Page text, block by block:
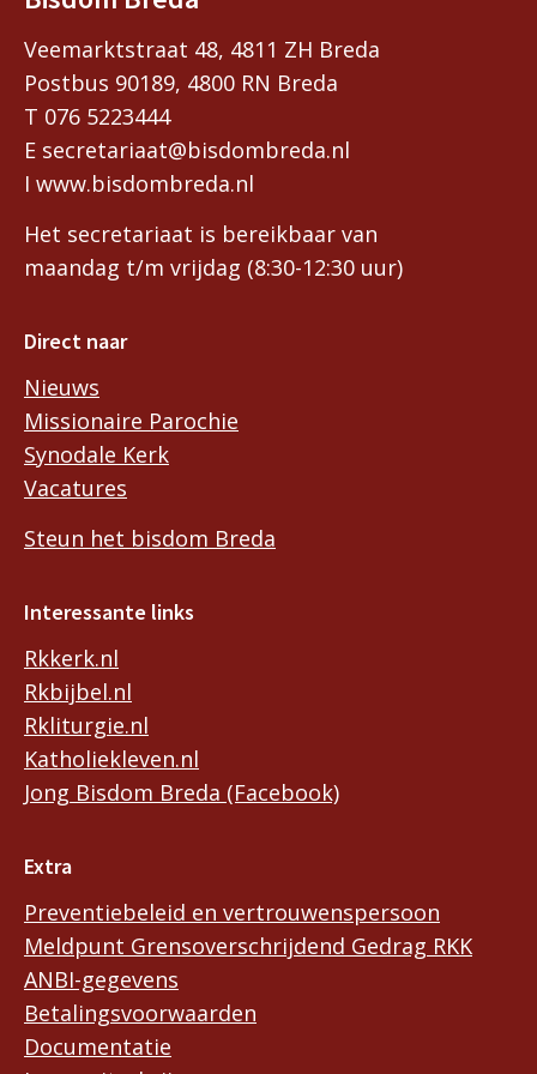
Veemarktstraat 48, 4811 ZH Breda
Postbus 90189, 4800 RN Breda
T 076 5223444
E secretariaat@bisdombreda.nl
I www.bisdombreda.nl
Het secretariaat is bereikbaar van
maandag t/m vrijdag (8:30-12:30 uur)
Direct naar
Nieuws
Missionaire Parochie
Synodale Kerk
Vacatures
Steun het bisdom Breda
Interessante links
Rkkerk.nl
Rkbijbel.nl
Rkliturgie.nl
Katholiekleven.nl
Jong Bisdom Breda (Facebook)
Extra
Preventiebeleid en vertrouwenspersoon
Meldpunt Grensoverschrijdend Gedrag RKK
ANBI-gegevens
Betalingsvoorwaarden
Documentatie